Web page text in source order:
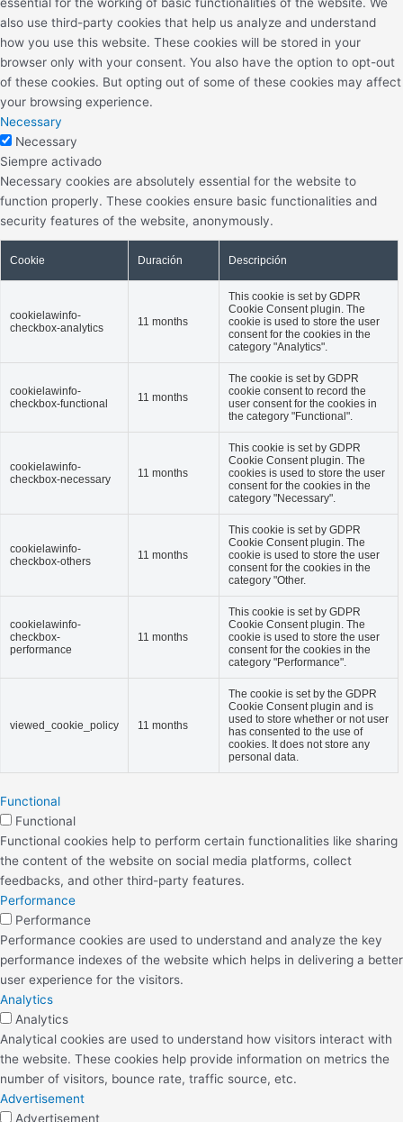
also use third-party cookies that help us analyze and understand
how you use this website. These cookies will be stored in your
browser only with your consent. You also have the option to opt-out
of these cookies. But opting out of some of these cookies may affect
your browsing experience.
Necessary
Necessary
Siempre activado
Necessary cookies are absolutely essential for the website to
function properly. These cookies ensure basic functionalities and
security features of the website, anonymously.
Cookie Duración Descripción
cookielawinfo-
checkbox-analytics
11 months
This cookie is set by GDPR
Cookie Consent plugin. The
cookie is used to store the user
consent for the cookies in the
category "Analytics".
cookielawinfo-
checkbox-functional
11 months
The cookie is set by GDPR
cookie consent to record the
user consent for the cookies in
the category "Functional".
cookielawinfo-
checkbox-necessary
11 months
This cookie is set by GDPR
Cookie Consent plugin. The
cookies is used to store the user
consent for the cookies in the
category "Necessary".
cookielawinfo-
checkbox-others
11 months
This cookie is set by GDPR
Cookie Consent plugin. The
cookie is used to store the user
consent for the cookies in the
category "Other.
cookielawinfo-
checkbox-
performance
11 months
This cookie is set by GDPR
Cookie Consent plugin. The
cookie is used to store the user
consent for the cookies in the
category "Performance".
viewed_cookie_policy 11 months
The cookie is set by the GDPR
Cookie Consent plugin and is
used to store whether or not user
has consented to the use of
cookies. It does not store any
personal data.
Functional
Functional
Functional cookies help to perform certain functionalities like sharing
the content of the website on social media platforms, collect
feedbacks, and other third-party features.
Performance
Performance
Performance cookies are used to understand and analyze the key
performance indexes of the website which helps in delivering a better
user experience for the visitors.
Analytics
Analytics
Analytical cookies are used to understand how visitors interact with
the website. These cookies help provide information on metrics the
number of visitors, bounce rate, traffic source, etc.
Advertisement
Advertisement